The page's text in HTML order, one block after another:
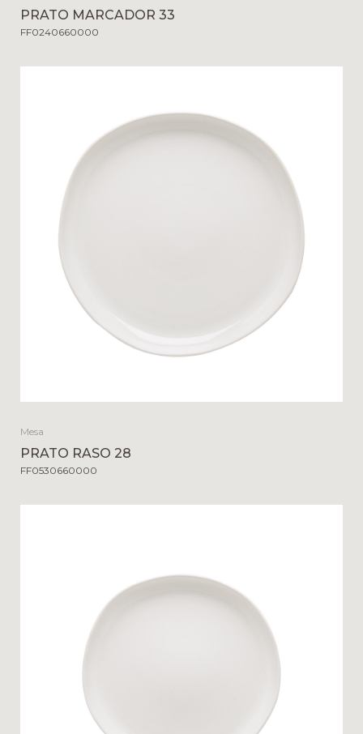
PRATO MARCADOR 33
FF0240660000
Mesa
PRATO RASO 28
FF0530660000